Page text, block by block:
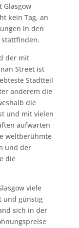
Glasgow
kein Tag, an
in den
stattfinden.
der mit
Street ist
Stadtteil
anderem die
die
und mit vielen
aufwarten
weltberühmte
und der
die
viele
und günstig
sich in der